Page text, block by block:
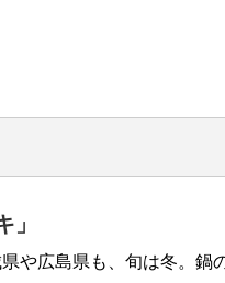
や広島県も、旬は冬。鍋